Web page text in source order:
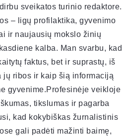
sveikatos turinio redaktore.
– ligų profilaktika, gyvenimo
ir naujausių mokslo žinių
kalba. Man svarbu, kad
faktus, bet ir suprastų, iš
jų ribos ir kaip šią informaciją
gyvenime.Profesinėje veikloje
tikslumas ir pagarba
kad kokybiškas žurnalistinis
gali padėti mažinti baimę,